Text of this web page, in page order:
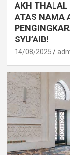
AKH THALAL
ATAS NAMA
SYU’AIB!
14/08/2025